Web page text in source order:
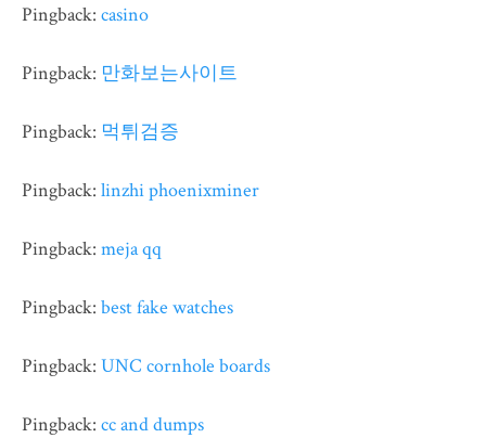
Pingback: casino
Pingback: 만화보는사이트
Pingback: 먹튀검증
Pingback: linzhi phoenixminer
Pingback: meja qq
Pingback: best fake watches
Pingback: UNC cornhole boards
Pingback: cc and dumps